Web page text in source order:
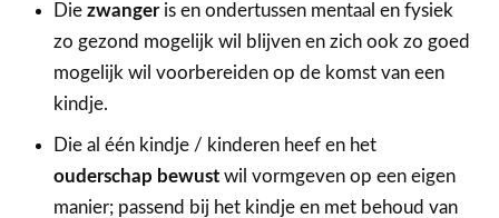
Die zwanger is en ondertussen mentaal en fysiek
zo gezond mogelijk wil blijven en zich ook zo goed
mogelijk wil voorbereiden op de komst van een
kindje.
Die al één kindje / kinderen heef en het
ouderschap bewust wil vormgeven op een eigen
manier; passend bij het kindje en met behoud van